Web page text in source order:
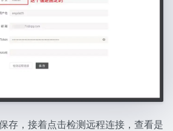
存，接着点击检测远程连接，查看是